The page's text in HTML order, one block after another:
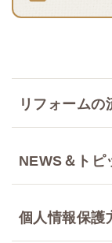
リフォーム
NEWS＆トピ
個人情報保護